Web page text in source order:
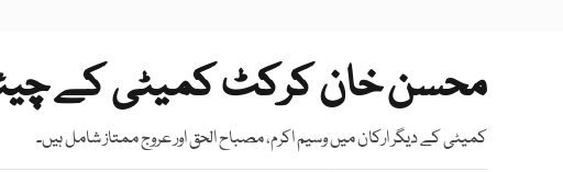
محسن خان کرکٹ کمیٹی کے
کمیٹی کے دیگر ارکان میں وسیم اکرم، مصباح الحق اور عروج ممتاز شامل ہیں۔